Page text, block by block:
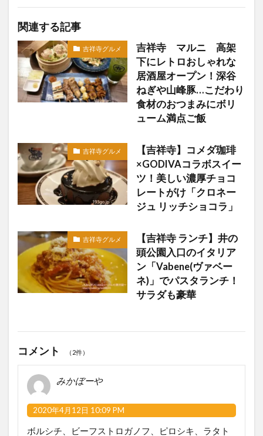
関連する記事
吉祥寺グルメ
吉祥寺 マルニ 高架
下にレトロおしゃれな
居酒屋オープン！深谷
ねぎや山峰豚…こだわり
食材のおつまみにボリ
ューム満点ご飯
吉祥寺グルメ
【吉祥寺】コメダ珈琲
×GODIVAコラボスイー
ツ！美しい濃厚チョコ
レートがけ「クロネー
ジュ リッチショコラ」
吉祥寺グルメ
【吉祥寺 ランチ】井の
頭公園入口のイタリア
ン「Vabene(ヴァベー
ネ)」でパスタランチ！
サラダも豪華
コメント （2件）
みかぼーや
2020年4月12日 10:09 PM
ボルシチ、ビーフストロガノフ、ピロシキ、ラタト